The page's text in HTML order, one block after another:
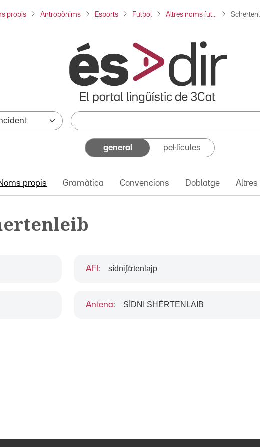
propis Antropònims Esports Futbol Altres noms fut...
general pel·lícules
propis Gramàtica Convencions Doblatge Altres
AFI : sídniʃɛ́rtenlajp
Antena: SÍDNI SHÈRTENLAIB